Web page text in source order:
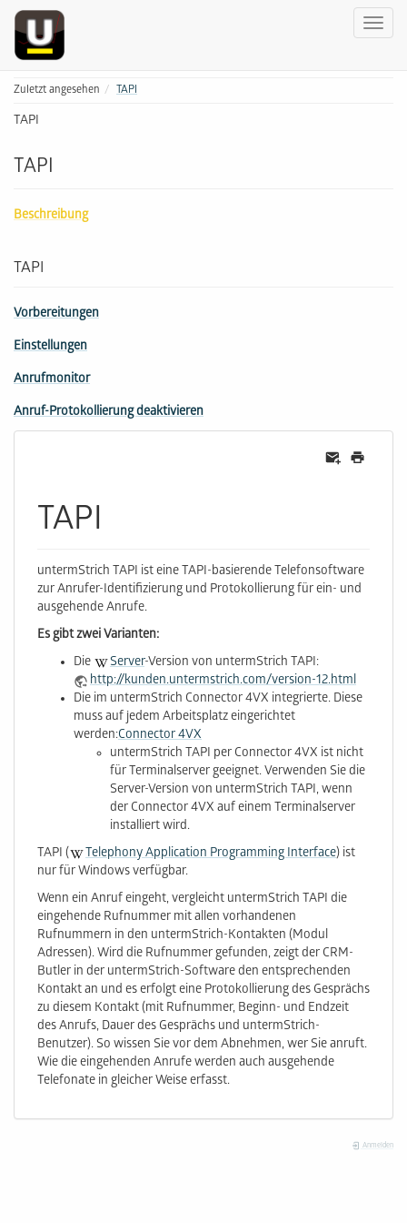
Zuletzt angesehen TAPI
TAPI
TAPI
Beschreibung
TAPI
Vorbereitungen
Einstellungen
Anrufmonitor
Anruf-Protokollierung deaktivieren
TAPI
untermStrich TAPI ist eine TAPI-basierende Telefonsoftware
zur Anrufer-Identifizierung und Protokollierung für ein- und
ausgehende Anrufe.
Es gibt zwei Varianten:
Die
Server-Version von untermStrich TAPI:
http://kunden.untermstrich.com/version-12.html
Die im untermStrich Connector 4VX integrierte. Diese
muss auf jedem Arbeitsplatz eingerichtet
werden:Connector 4VX
untermStrich TAPI per Connector 4VX ist nicht
für Terminalserver geeignet. Verwenden Sie die
Server-Version von untermStrich TAPI, wenn
der Connector 4VX auf einem Terminalserver
installiert wird.
TAPI (
Telephony Application Programming Interface) ist
nur für Windows verfügbar.
Wenn ein Anruf eingeht, vergleicht untermStrich TAPI die
eingehende Rufnummer mit allen vorhandenen
Rufnummern in den untermStrich-Kontakten (Modul
Adressen). Wird die Rufnummer gefunden, zeigt der CRM-
Butler in der untermStrich-Software den entsprechenden
Kontakt an und es erfolgt eine Protokollierung des Gesprächs
zu diesem Kontakt (mit Rufnummer, Beginn- und Endzeit
des Anrufs, Dauer des Gesprächs und untermStrich-
Benutzer). So wissen Sie vor dem Abnehmen, wer Sie anruft.
Wie die eingehenden Anrufe werden auch ausgehende
Telefonate in gleicher Weise erfasst.
Anmelden